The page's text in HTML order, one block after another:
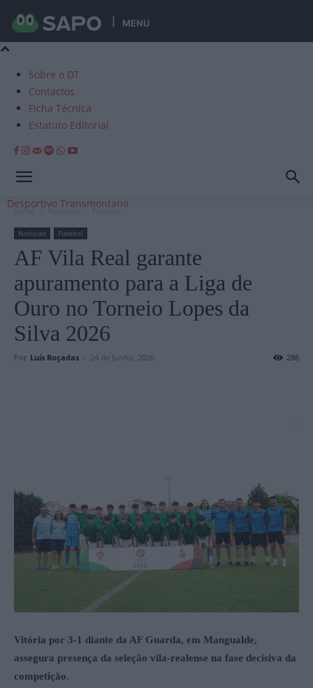
MENU
Sobre o DT
Contactos
Ficha Técnica
Estatuto Editorial
Desportivo Transmontano
Início Notícias Futebol
Notícias Futebol
AF Vila Real garante
apuramento para a Liga de
Ouro no Torneio Lopes da
Silva 2026
Por Luís Roçadas - 24 de Junho, 2026 286
Vitória por 3-1 diante da AF Guarda, em Mangualde,
assegura presença da seleção vila-realense na fase decisiva da
competição.